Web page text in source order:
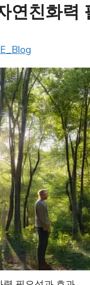
연친화력